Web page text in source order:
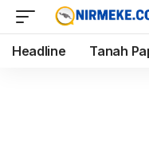
Headline Tanah